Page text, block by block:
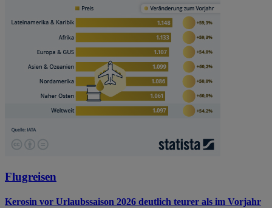
Flugreisen
Kerosin vor Urlaubssaison 2026 deutlich teurer als im Vorjahr